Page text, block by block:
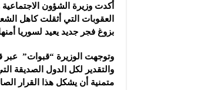
أكدت وزيرة الشؤون
العقوبات التي أثقلت كاهل
بزوغ فجر جديد يعيد لسوريا
وتوجهت الوزيرة “قبوات” عبر
والتقدير لكل الدول الصديقة
متمنية أن يشكل هذا القرار